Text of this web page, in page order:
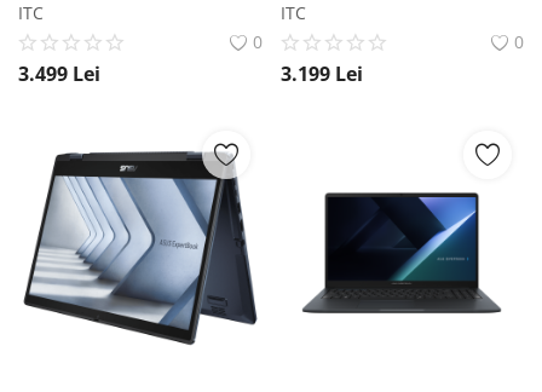
ITC
0
3.499 Lei
ITC
0
3.199 Lei